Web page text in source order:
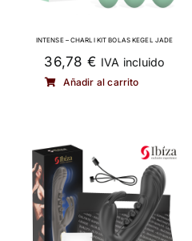
INTENSE – CHARLI KIT BOLAS KEGEL JADE
36,78 € IVA incluido
Añadir al carrito